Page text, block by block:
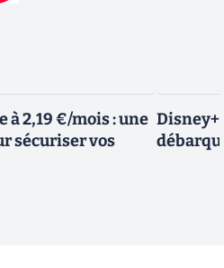
à 2,19 €/mois : une
sécuriser vos
Disney+